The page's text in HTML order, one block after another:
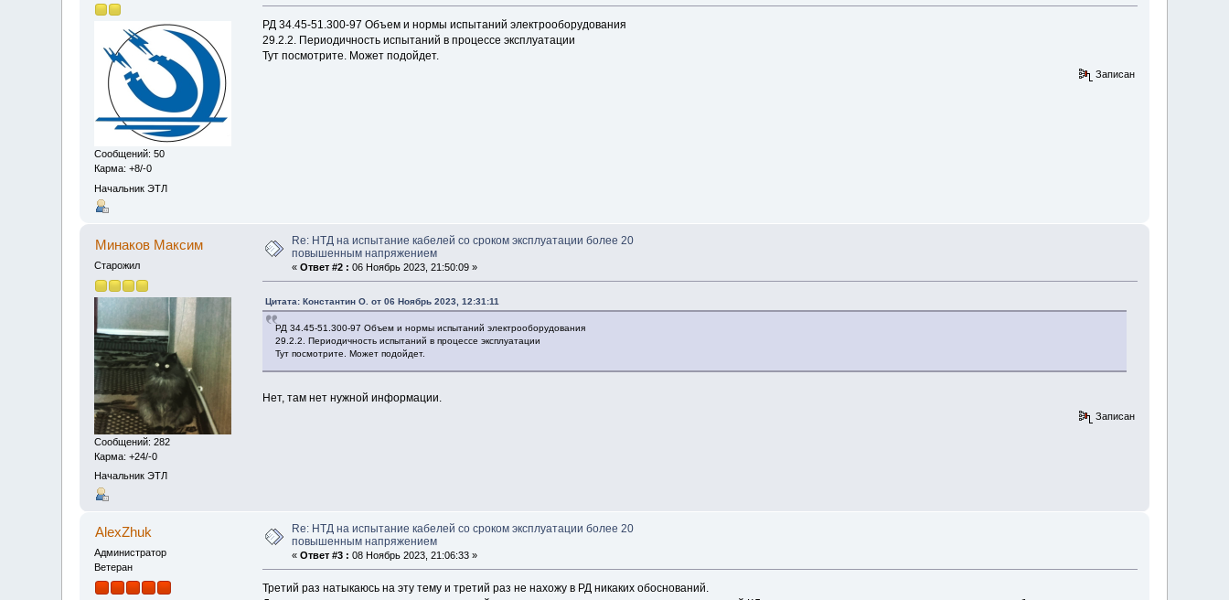
Сообщений: 50
Карма: +8/-0
Начальник ЭТЛ
РД 34.45-51.300-97 Объем и нормы испытаний электрооборудования
29.2.2. Периодичность испытаний в процессе эксплуатации
Тут посмотрите. Может подойдет.
Записан
Минаков Максим
Старожил
Сообщений: 282
Карма: +24/-0
Начальник ЭТЛ
Re: НТД на испытание кабелей со сроком эксплуатации более 20
повышенным напряжением
«Ответ #2 : 06 Ноябрь 2023, 21:50:09 »
Цитата: Константин О. от 06 Ноябрь 2023, 12:31:11
РД 34.45-51.300-97 Объем и нормы испытаний электрооборудования
29.2.2. Периодичность испытаний в процессе эксплуатации
Тут посмотрите. Может подойдет.
Нет, там нет нужной информации.
Записан
AlexZhuk
Администратор
Ветеран
Re: НТД на испытание кабелей со сроком эксплуатации более 20
повышенным напряжением
«Ответ #3 : 08 Ноябрь 2023, 21:06:33 »
Третий раз натыкаюсь на эту тему и третий раз не нахожу в РД никаких обоснований.